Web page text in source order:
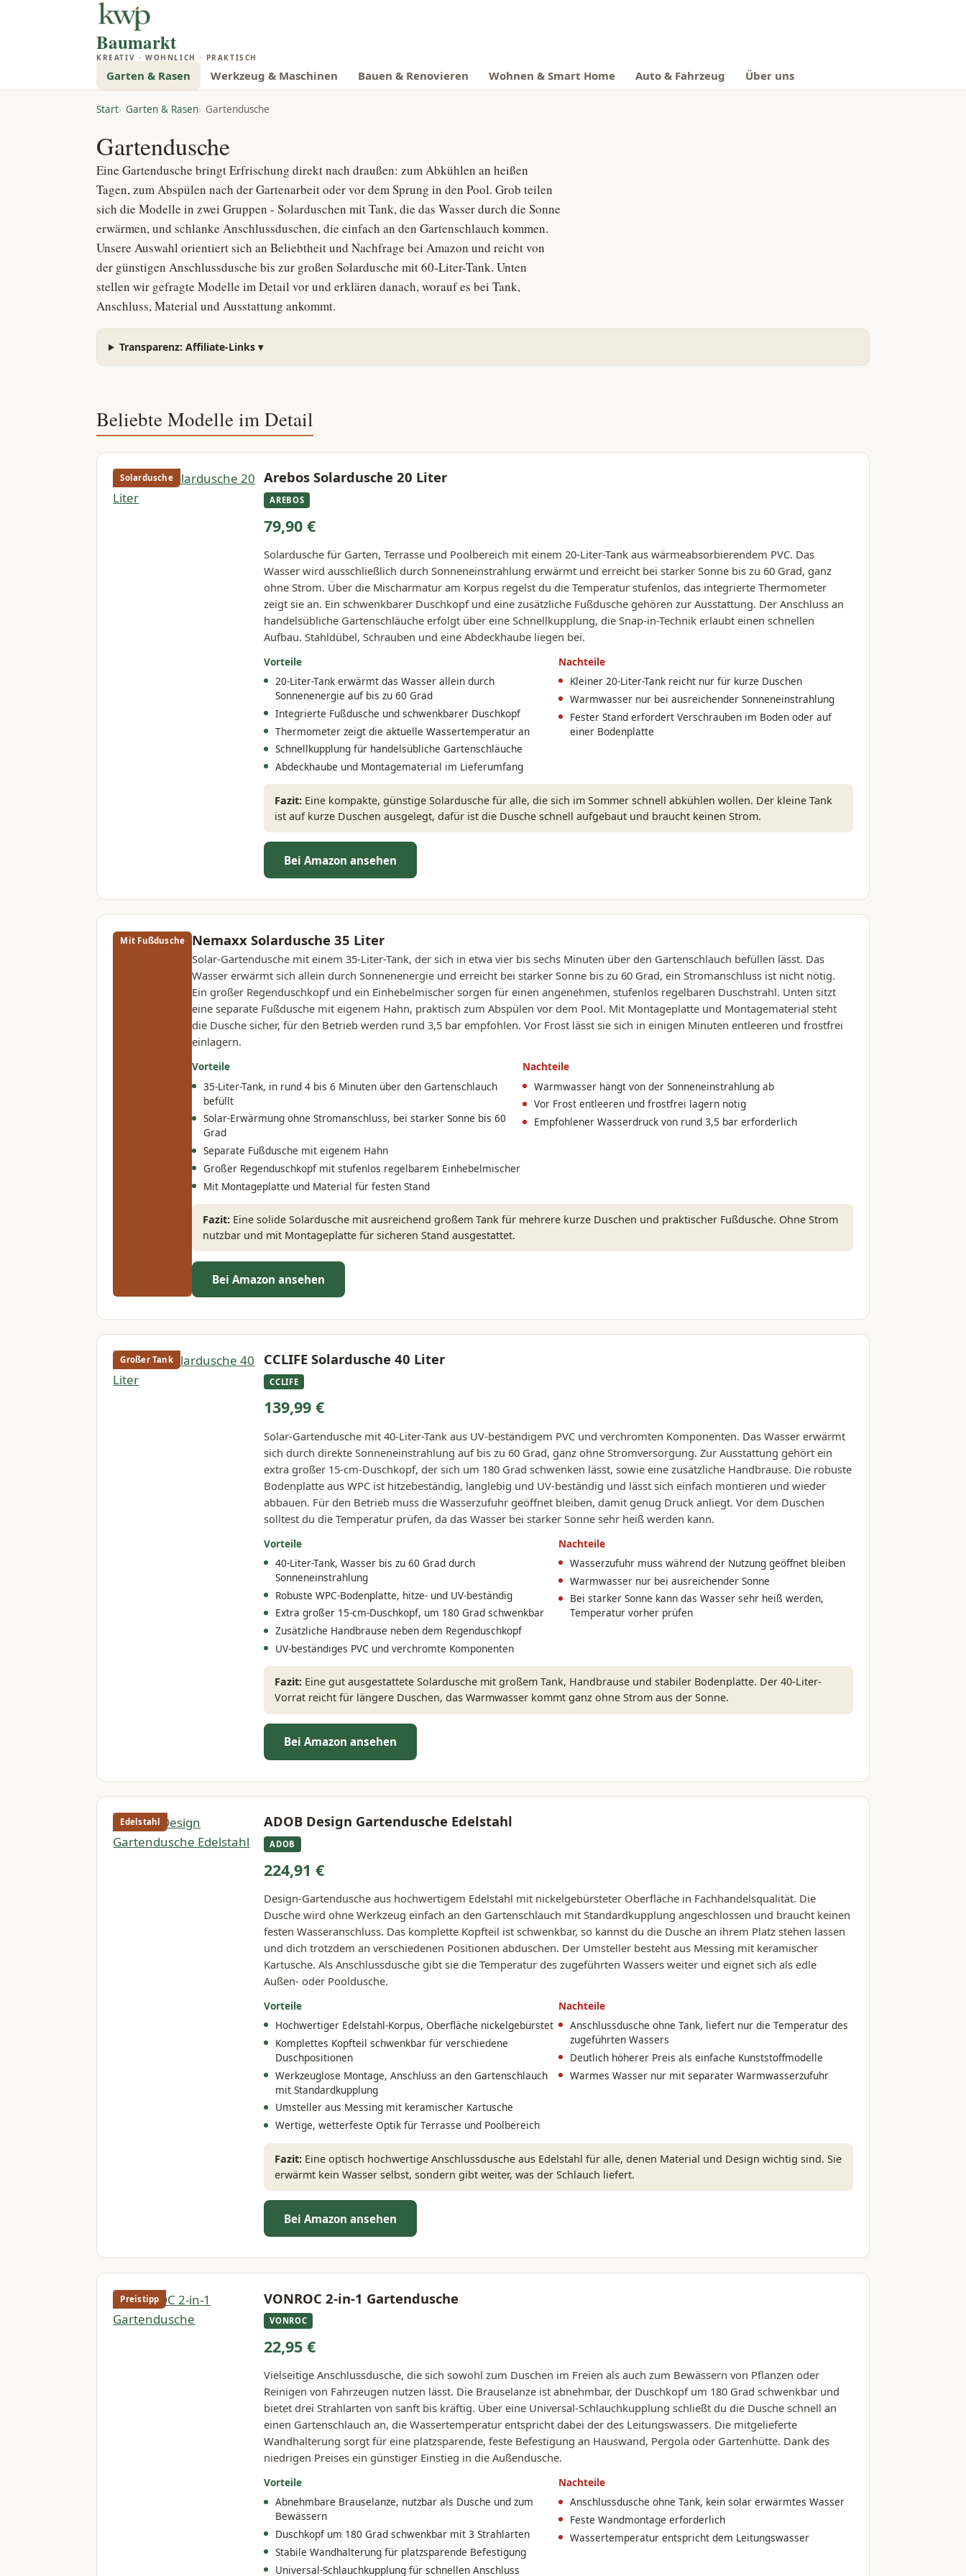
Baumarkt
KREATIV · WOHNLICH · PRAKTISCH
Garten & Rasen Werkzeug & Maschinen Bauen & Renovieren Wohnen & Smart Home Auto & Fahrzeug Über uns
Start Garten & Rasen Gartendusche
Gartendusche
Eine Gartendusche bringt Erfrischung direkt nach draußen: zum Abkühlen an heißen
Tagen, zum Abspülen nach der Gartenarbeit oder vor dem Sprung in den Pool. Grob teilen
sich die Modelle in zwei Gruppen - Solarduschen mit Tank, die das Wasser durch die Sonne
erwärmen, und schlanke Anschlussduschen, die einfach an den Gartenschlauch kommen.
Unsere Auswahl orientiert sich an Beliebtheit und Nachfrage bei Amazon und reicht von
der günstigen Anschlussdusche bis zur großen Solardusche mit 60-Liter-Tank. Unten
stellen wir gefragte Modelle im Detail vor und erklären danach, worauf es bei Tank,
Anschluss, Material und Ausstattung ankommt.
Transparenz: Affiliate-Links ▾
Beliebte Modelle im Detail
Solardusche Arebos Solardusche 20 Liter
AREBOS
79,90 €
Solardusche für Garten, Terrasse und Poolbereich mit einem 20-Liter-Tank aus wärmeabsorbierendem PVC. Das
Wasser wird ausschließlich durch Sonneneinstrahlung erwärmt und erreicht bei starker Sonne bis zu 60 Grad, ganz
ohne Strom. Über die Mischarmatur am Korpus regelst du die Temperatur stufenlos, das integrierte Thermometer
zeigt sie an. Ein schwenkbarer Duschkopf und eine zusätzliche Fußdusche gehören zur Ausstattung. Der Anschluss an
handelsübliche Gartenschläuche erfolgt über eine Schnellkupplung, die Snap-in-Technik erlaubt einen schnellen
Aufbau. Stahldübel, Schrauben und eine Abdeckhaube liegen bei.
Vorteile
20-Liter-Tank erwärmt das Wasser allein durch
Sonnenenergie auf bis zu 60 Grad
Integrierte Fußdusche und schwenkbarer Duschkopf
Thermometer zeigt die aktuelle Wassertemperatur an
Schnellkupplung für handelsübliche Gartenschläuche
Abdeckhaube und Montagematerial im Lieferumfang
Nachteile
Kleiner 20-Liter-Tank reicht nur für kurze Duschen
Warmwasser nur bei ausreichender Sonneneinstrahlung
Fester Stand erfordert Verschrauben im Boden oder auf
einer Bodenplatte
Fazit:Eine kompakte, günstige Solardusche für alle, die sich im Sommer schnell abkühlen wollen. Der kleine Tank
ist auf kurze Duschen ausgelegt, dafür ist die Dusche schnell aufgebaut und braucht keinen Strom.
Bei Amazon ansehen
Mit Fußdusche Nemaxx Solardusche 35 Liter
Solar-Gartendusche mit einem 35-Liter-Tank, der sich in etwa vier bis sechs Minuten über den Gartenschlauch befüllen lässt. Das
Wasser erwärmt sich allein durch Sonnenenergie und erreicht bei starker Sonne bis zu 60 Grad, ein Stromanschluss ist nicht nötig.
Ein großer Regenduschkopf und ein Einhebelmischer sorgen für einen angenehmen, stufenlos regelbaren Duschstrahl. Unten sitzt
eine separate Fußdusche mit eigenem Hahn, praktisch zum Abspülen vor dem Pool. Mit Montageplatte und Montagematerial steht
die Dusche sicher, für den Betrieb werden rund 3,5 bar empfohlen. Vor Frost lässt sie sich in einigen Minuten entleeren und frostfrei
einlagern.
Vorteile
35-Liter-Tank, in rund 4 bis 6 Minuten über den Gartenschlauch
befüllt
Solar-Erwärmung ohne Stromanschluss, bei starker Sonne bis 60
Grad
Separate Fußdusche mit eigenem Hahn
Großer Regenduschkopf mit stufenlos regelbarem Einhebelmischer
Mit Montageplatte und Material für festen Stand
Nachteile
Warmwasser hängt von der Sonneneinstrahlung ab
Vor Frost entleeren und frostfrei lagern nötig
Empfohlener Wasserdruck von rund 3,5 bar erforderlich
Fazit:Eine solide Solardusche mit ausreichend großem Tank für mehrere kurze Duschen und praktischer Fußdusche. Ohne Strom
nutzbar und mit Montageplatte für sicheren Stand ausgestattet.
Bei Amazon ansehen
Großer Tank CCLIFE Solardusche 40 Liter
CCLIFE
139,99 €
Solar-Gartendusche mit 40-Liter-Tank aus UV-beständigem PVC und verchromten Komponenten. Das Wasser erwärmt
sich durch direkte Sonneneinstrahlung auf bis zu 60 Grad, ganz ohne Stromversorgung. Zur Ausstattung gehört ein
extra großer 15-cm-Duschkopf, der sich um 180 Grad schwenken lässt, sowie eine zusätzliche Handbrause. Die robuste
Bodenplatte aus WPC ist hitzebeständig, langlebig und UV-beständig und lässt sich einfach montieren und wieder
abbauen. Für den Betrieb muss die Wasserzufuhr geöffnet bleiben, damit genug Druck anliegt. Vor dem Duschen
solltest du die Temperatur prüfen, da das Wasser bei starker Sonne sehr heiß werden kann.
Vorteile
40-Liter-Tank, Wasser bis zu 60 Grad durch
Sonneneinstrahlung
Robuste WPC-Bodenplatte, hitze- und UV-beständig
Extra großer 15-cm-Duschkopf, um 180 Grad schwenkbar
Zusätzliche Handbrause neben dem Regenduschkopf
UV-beständiges PVC und verchromte Komponenten
Nachteile
Wasserzufuhr muss während der Nutzung geöffnet bleiben
Warmwasser nur bei ausreichender Sonne
Bei starker Sonne kann das Wasser sehr heiß werden,
Temperatur vorher prüfen
Fazit:Eine gut ausgestattete Solardusche mit großem Tank, Handbrause und stabiler Bodenplatte. Der 40-Liter-
Vorrat reicht für längere Duschen, das Warmwasser kommt ganz ohne Strom aus der Sonne.
Bei Amazon ansehen
Edelstahl ADOB Design Gartendusche Edelstahl
ADOB
224,91 €
Design-Gartendusche aus hochwertigem Edelstahl mit nickelgebürsteter Oberfläche in Fachhandelsqualität. Die
Dusche wird ohne Werkzeug einfach an den Gartenschlauch mit Standardkupplung angeschlossen und braucht keinen
festen Wasseranschluss. Das komplette Kopfteil ist schwenkbar, so kannst du die Dusche an ihrem Platz stehen lassen
und dich trotzdem an verschiedenen Positionen abduschen. Der Umsteller besteht aus Messing mit keramischer
Kartusche. Als Anschlussdusche gibt sie die Temperatur des zugeführten Wassers weiter und eignet sich als edle
Außen- oder Pooldusche.
Vorteile
Hochwertiger Edelstahl-Korpus, Oberfläche nickelgebürstet
Komplettes Kopfteil schwenkbar für verschiedene
Duschpositionen
Werkzeuglose Montage, Anschluss an den Gartenschlauch
mit Standardkupplung
Umsteller aus Messing mit keramischer Kartusche
Wertige, wetterfeste Optik für Terrasse und Poolbereich
Nachteile
Anschlussdusche ohne Tank, liefert nur die Temperatur des
zugeführten Wassers
Deutlich höherer Preis als einfache Kunststoffmodelle
Warmes Wasser nur mit separater Warmwasserzufuhr
Fazit:Eine optisch hochwertige Anschlussdusche aus Edelstahl für alle, denen Material und Design wichtig sind. Sie
erwärmt kein Wasser selbst, sondern gibt weiter, was der Schlauch liefert.
Bei Amazon ansehen
Preistipp VONROC 2-in-1 Gartendusche
VONROC
22,95 €
Vielseitige Anschlussdusche, die sich sowohl zum Duschen im Freien als auch zum Bewässern von Pflanzen oder
Reinigen von Fahrzeugen nutzen lässt. Die Brauselanze ist abnehmbar, der Duschkopf um 180 Grad schwenkbar und
bietet drei Strahlarten von sanft bis kräftig. Über eine Universal-Schlauchkupplung schließt du die Dusche schnell an
einen Gartenschlauch an, die Wassertemperatur entspricht dabei der des Leitungswassers. Die mitgelieferte
Wandhalterung sorgt für eine platzsparende, feste Befestigung an Hauswand, Pergola oder Gartenhütte. Dank des
niedrigen Preises ein günstiger Einstieg in die Außendusche.
Vorteile
Abnehmbare Brauselanze, nutzbar als Dusche und zum
Bewässern
Duschkopf um 180 Grad schwenkbar mit 3 Strahlarten
Stabile Wandhalterung für platzsparende Befestigung
Universal-Schlauchkupplung für schnellen Anschluss
Nachteile
Anschlussdusche ohne Tank, kein solar erwärmtes Wasser
Feste Wandmontage erforderlich
Wassertemperatur entspricht dem Leitungswasser